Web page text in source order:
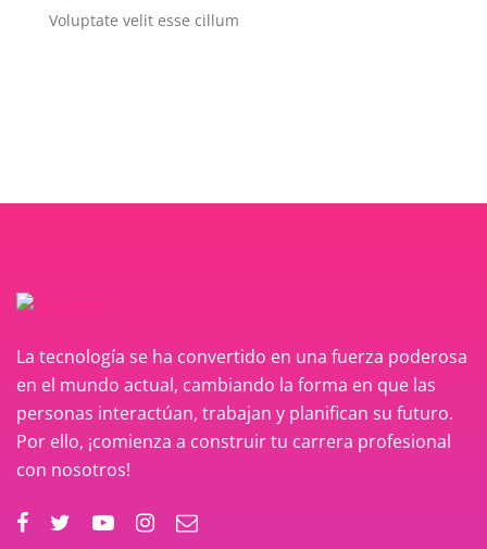
Voluptate velit esse cillum
La tecnología se ha convertido en una fuerza poderosa
en el mundo actual, cambiando la forma en que las
personas interactúan, trabajan y planifican su futuro.
Por ello, ¡comienza a construir tu carrera profesional
con nosotros!